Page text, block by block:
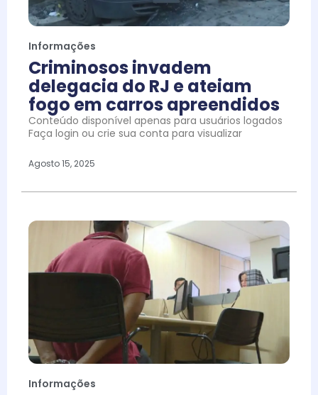
Informações
Criminosos invadem
delegacia do RJ e ateiam
fogo em carros apreendidos
Conteúdo disponível apenas para usuários logados
Faça login ou crie sua conta para visualizar
Agosto 15, 2025
Informações